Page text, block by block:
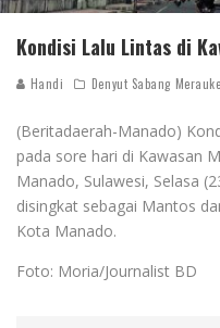
Kondisi Lalu Lintas di
Handi Denyut Sabang Merauke
(Beritadaerah-Manado)
pada sore hari di Kawasan
Manado, Sulawesi, Selasa
disingkat sebagai Mantos
Kota Manado.
Foto: Moria/Journalist BD